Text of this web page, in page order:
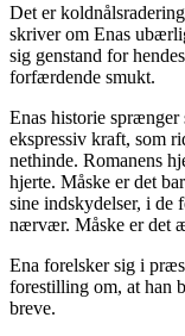
Det er
skriver om Enas
sig genstand for
forfærdende smukt.
Enas historie
ekspressiv kraft, som
nethinde. Romanens
hjerte. Måske er det
sine indskydelser, i de
nærvær. Måske er det
Ena forelsker sig i
forestilling om, at han
breve.